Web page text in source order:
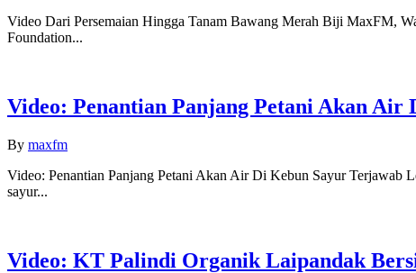
Video Dari Persemaian Hingga Tanam Bawang Merah Biji MaxFM,
Foundation...
Video: Penantian Panjang Petani Akan Air
By maxfm
Video: Penantian Panjang Petani Akan Air Di Kebun Sayur Terjawab
sayur...
Video: KT Palindi Organik Laipandak